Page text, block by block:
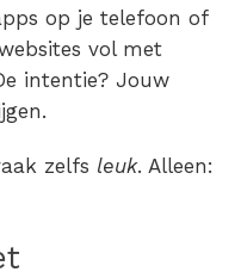
op je telefoon of
vol met
intentie? Jouw
zelfs leuk. Alleen: